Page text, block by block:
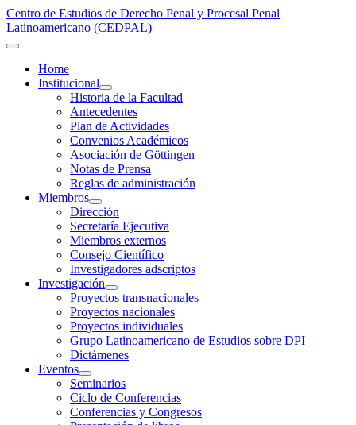
Centro de Estudios de Derecho Penal y Procesal Penal
Latinoamericano (CEDPAL)
Home
Institucional
Historia de la Facultad
Antecedentes
Plan de Actividades
Convenios Académicos
Asociación de Göttingen
Notas de Prensa
Reglas de administración
Miembros
Dirección
Secretaría Ejecutiva
Miembros externos
Consejo Científico
Investigadores adscriptos
Investigación
Proyectos transnacionales
Proyectos nacionales
Proyectos individuales
Grupo Latinoamericano de Estudios sobre DPI
Dictámenes
Eventos
Seminarios
Ciclo de Conferencias
Conferencias y Congresos